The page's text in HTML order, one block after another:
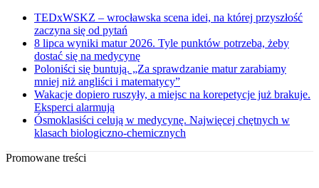
TEDxWSKZ – wrocławska scena idei, na której przyszłość
zaczyna się od pytań
8 lipca wyniki matur 2026. Tyle punktów potrzeba, żeby
dostać się na medycynę
Poloniści się buntują. „Za sprawdzanie matur zarabiamy
mniej niż angliści i matematycy”
Wakacje dopiero ruszyły, a miejsc na korepetycje już brakuje.
Eksperci alarmują
Ósmoklasiści celują w medycynę. Najwięcej chętnych w
klasach biologiczno-chemicznych
Promowane treści